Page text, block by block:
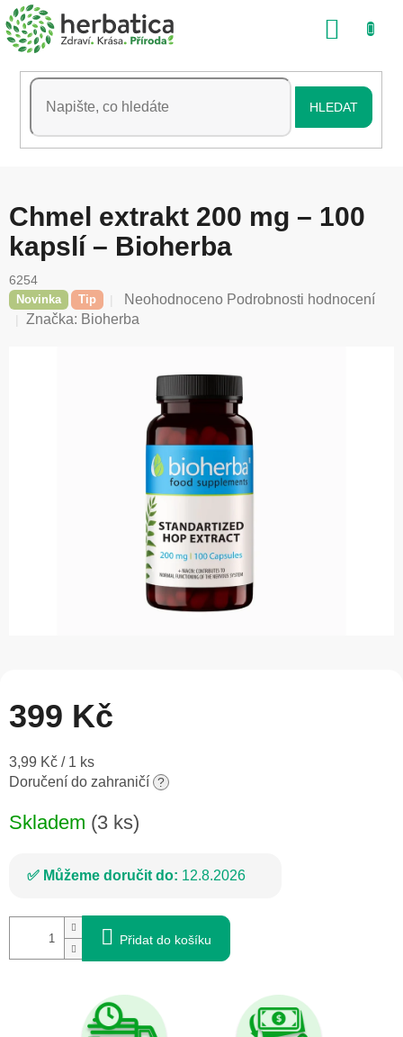
Přejít
na
obsah
HLEDAT
Chmel extrakt 200 mg – 100
kapslí – Bioherba
6254
Novinka Tip
Průměrné
hodnocení
hvězdiček.
Neohodnoceno Podrobnosti hodnocení
Značka: Bioherba
399 Kč
Měrná
cena:
3,99 Kč / 1 ks
Doručení do zahraničí ?
Skladem (3 ks)
Můžeme doručit do: 12.8.2026
Přidat do košíku